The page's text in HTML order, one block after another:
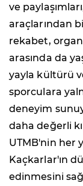
ve
araçlarından
rekabet,
arasında da
yayla kültürü
sporculara
deneyim
daha değerli
UTMB'nin her
Kaçkarlar'ın
edinmesini